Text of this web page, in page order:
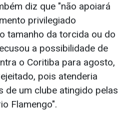
diz que "não apoiará
privilegiado
tamanho da torcida ou do
a possibilidade de
o Coritiba para agosto,
pois atenderia
de um clube atingido pelas
Flamengo".